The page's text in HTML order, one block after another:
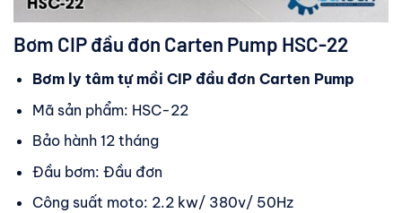
Bơm CIP đầu đơn Carten Pump HSC-22
Bơm ly tâm tự mồi CIP đầu đơn Carten Pump
Mã sản phẩm: HSC-22
Bảo hành 12 tháng
Đầu bơm: Đầu đơn
Công suất moto: 2.2 kw/ 380v/ 50Hz